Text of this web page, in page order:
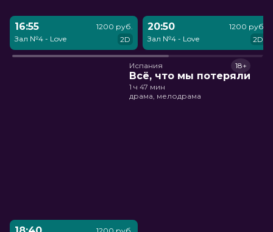
16:55
Зал №4 - Love
1200 руб.
2D
20:50
Зал №4 - Love
1200 руб.
2D
Испания
Всё, что мы потеряли
18+
1 ч 47 мин
драма, мелодрама
1200 руб.